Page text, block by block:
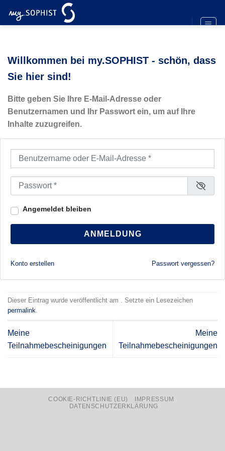
Inhalt
Willkommen bei my.SOPHIST - schön, dass
Sie hier sind!
Bitte geben Sie Ihre E-Mail-Adresse oder
Benutzernamen und Ihr Passwort ein, um auf Ihre
Inhalte zuzugreifen.
Benutzername oder E-Mail-Adresse
Passwort
Angemeldet bleiben
ANMELDUNG
Konto erstellen Passwort vergessen?
Dieser Eintrag wurde veröffentlicht am . Setzte ein Lesezeichen
permalink.
Meine
Teilnahmebescheinigungen
Meine
Teilnahmebescheinigungen
COOKIE-RICHTLINIE (EU)
IMPRESSUM
DATENSCHUTZERKLÄRUNG